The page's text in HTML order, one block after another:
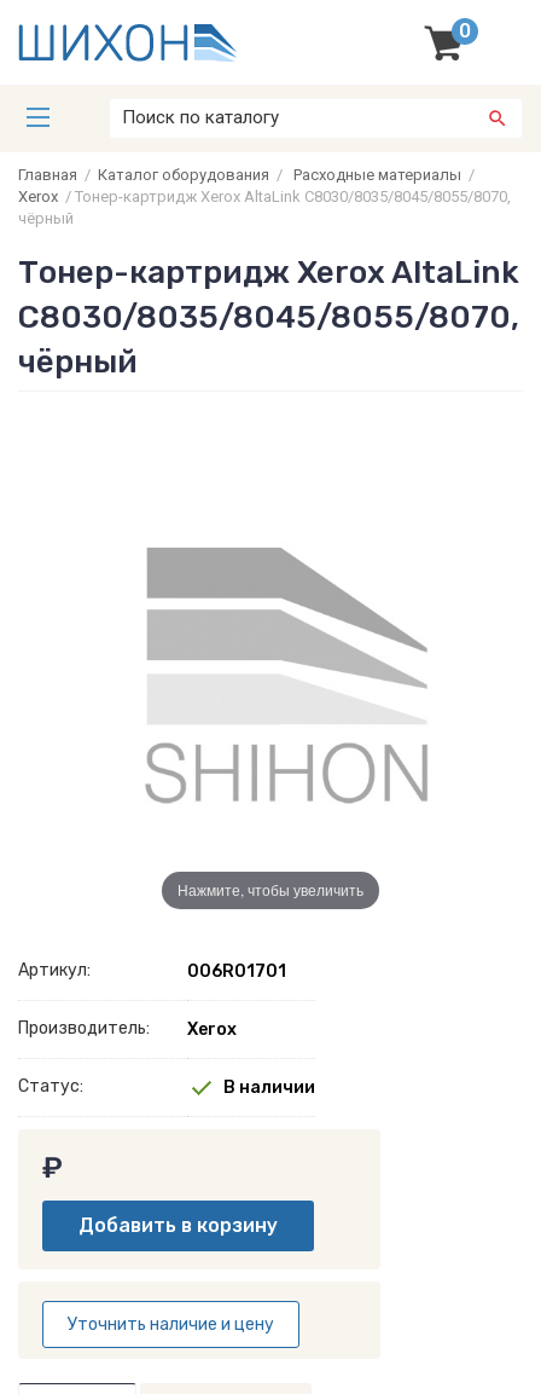
0
Главная / Каталог оборудования / Расходные материалы /
Xerox / Тонер-картридж Xerox AltaLink C8030/8035/8045/8055/8070,
чёрный
Тонер-картридж Xerox AltaLink
C8030/8035/8045/8055/8070,
чёрный
Нажмите, чтобы увеличить
Артикул: 006R01701
Производитель: Xerox
Статус: В наличии
₽
Уточнить наличие и цену